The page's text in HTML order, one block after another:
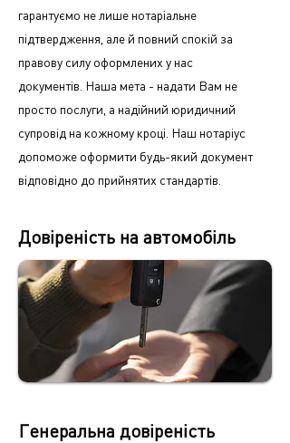
гарантуємо не лише нотаріальне
підтвердження, але й повний спокій за
правову силу оформлених у нас
документів. Наша мета - надати Вам не
просто послуги, а надійний юридичний
супровід на кожному кроці. Наш нотаріус
допоможе оформити будь-який документ
відповідно до прийнятих стандартів.
Довіреність на автомобіль
Генеральна довіреність